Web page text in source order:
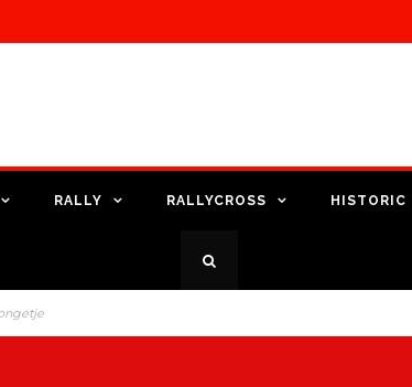
RALLY RALLYCROSS HISTORIC